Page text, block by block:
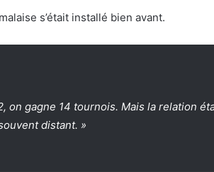
s’était installé bien avant.
on gagne 14 tournois. Mais la relation
distant. »